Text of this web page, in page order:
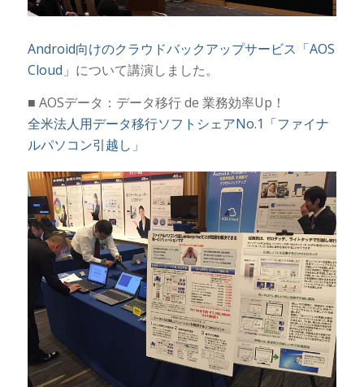
Android向けのクラウドバックアップサービス「AOS
Cloud」 について講演しました。
■ AOSデータ：データ移行 de 業務効率Up！
全米法人用データ移行ソフトシェアNo.1「ファイナ
ルパソコン引越し」